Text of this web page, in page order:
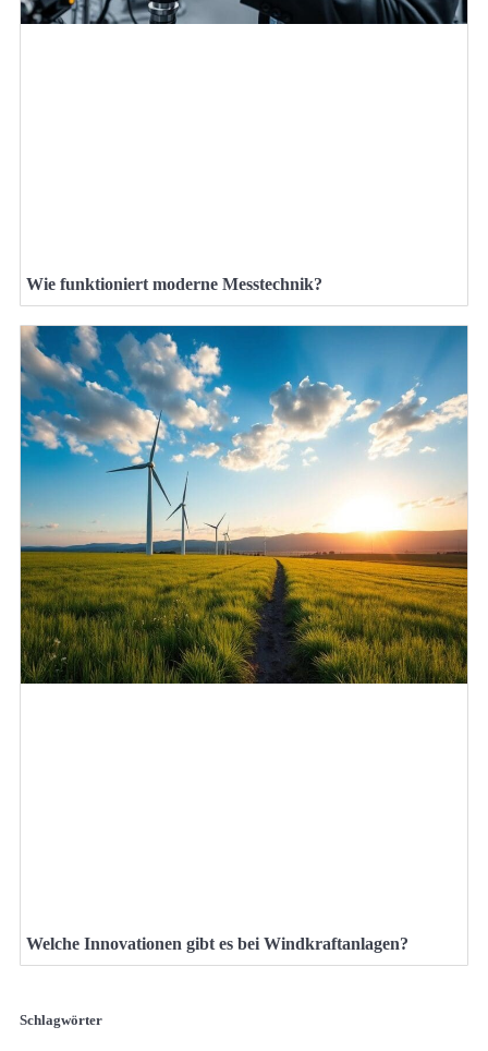
Wie funktioniert moderne Messtechnik?
Welche Innovationen gibt es bei Windkraftanlagen?
Schlagwörter